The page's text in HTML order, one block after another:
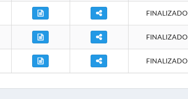
FINALIZADO
FINALIZADO
FINALIZADO